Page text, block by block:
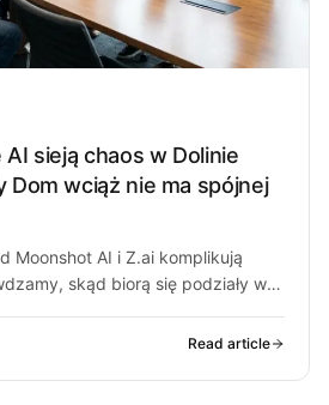
sieją chaos w Dolinie
Dom wciąż nie ma spójnej
Moonshot AI i Z.ai komplikują
skąd biorą się podziały w
Read article